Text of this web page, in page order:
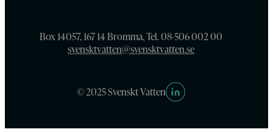
Box 14057, 167 14 Bromma, Tel. 08-506 002 00
svensktvatten@svensktvatten.se
© 2025 Svenskt Vatten